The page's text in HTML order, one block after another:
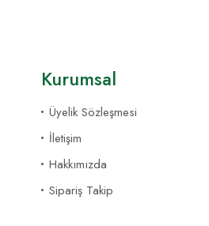
Kurumsal
Üyelik Sözleşmesi
İletişim
Hakkımızda
Sipariş Takip